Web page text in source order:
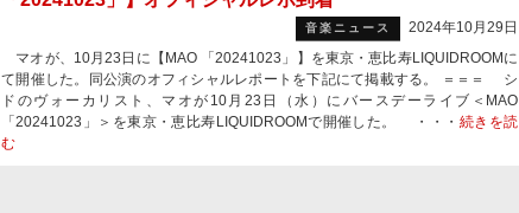
音楽ニュース
2024年10月29日
マオが、10月23日に【MAO 「20241023」】を東京・恵比寿LIQUIDROOMに
て開催した。同公演のオフィシャルレポートを下記にて掲載する。 ＝＝＝ シ
ドのヴォーカリスト、マオが10月23日（水）にバースデーライブ＜MAO
「20241023」＞を東京・恵比寿LIQUIDROOMで開催した。 ・・・ 続きを読
む